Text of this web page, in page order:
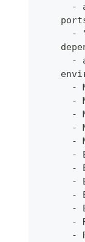
-
-
-
-
-
-
-
-
-
-
-
-
-
-
-